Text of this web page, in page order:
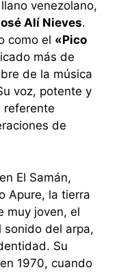
venezolano,
Alí Nieves.
como el «Pico
más de
de la música
voz, potente y
referente
de
El Samán,
Apure, la tierra
muy joven, el
sonido del arpa,
Su
1970, cuando